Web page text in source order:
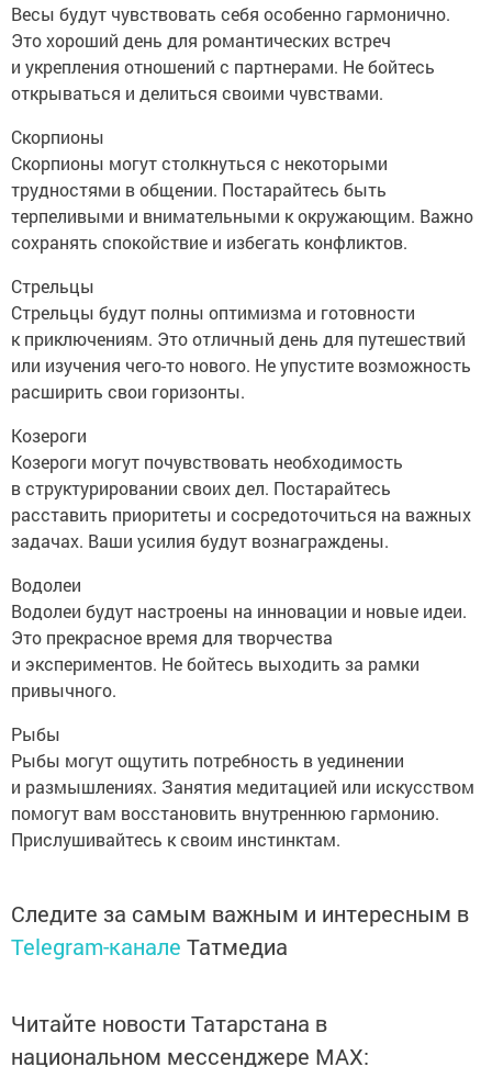
Весы будут чувствовать себя особенно гармонично.
Это хороший день для романтических встреч
и укрепления отношений с партнерами. Не бойтесь
открываться и делиться своими чувствами.
Скорпионы
Скорпионы могут столкнуться с некоторыми
трудностями в общении. Постарайтесь быть
терпеливыми и внимательными к окружающим. Важно
сохранять спокойствие и избегать конфликтов.
Стрельцы
Стрельцы будут полны оптимизма и готовности
к приключениям. Это отличный день для путешествий
или изучения чего-то нового. Не упустите возможность
расширить свои горизонты.
Козероги
Козероги могут почувствовать необходимость
в структурировании своих дел. Постарайтесь
расставить приоритеты и сосредоточиться на важных
задачах. Ваши усилия будут вознаграждены.
Водолеи
Водолеи будут настроены на инновации и новые идеи.
Это прекрасное время для творчества
и экспериментов. Не бойтесь выходить за рамки
привычного.
Рыбы
Рыбы могут ощутить потребность в уединении
и размышлениях. Занятия медитацией или искусством
помогут вам восстановить внутреннюю гармонию.
Прислушивайтесь к своим инстинктам.
Следите за самым важным и интересным в
Telegram-канале Татмедиа
Читайте новости Татарстана в
национальном мессенджере MАХ: